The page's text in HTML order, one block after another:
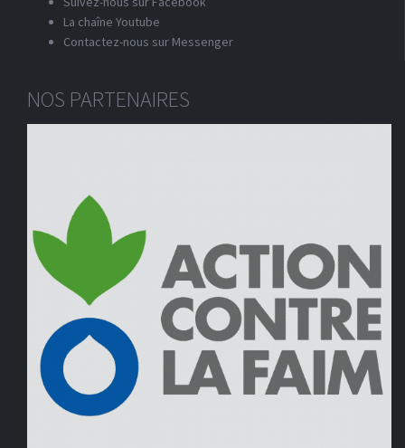
La chaîne Youtube
Contactez-nous sur Messenger
NOS PARTENAIRES